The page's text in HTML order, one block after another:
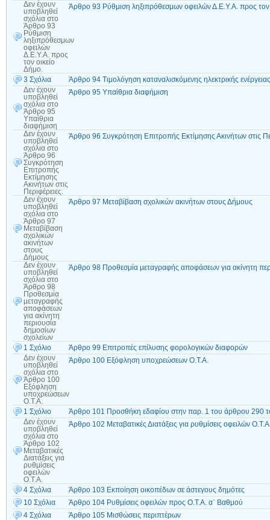
Δεν έχουν
υποβληθεί
σχόλια στο
Άρθρο 93
Ρύθμιση
ληξιπρόθεσμων
οφειλών
Δ.Ε.Υ.Α. προς
τον οικείο
Δήμο.
Άρθρο 93 Ρύθμιση ληξιπρόθεσμων οφειλών Δ.Ε.Υ.Α. προς τον
3 Σχόλια
Άρθρο 94 Τιμολόγηση καταναλισκόμενης ηλεκτρικής
Δεν έχουν
υποβληθεί
σχόλια στο
Άρθρο 95
Υπαίθρια
διαφήμιση
Άρθρο 95 Υπαίθρια διαφήμιση
Δεν έχουν
υποβληθεί
σχόλια στο
Άρθρο 96
Συγκρότηση
Επιτροπής
Εκτίμησης
Ακινήτων στις
Περιφέρειες.
Άρθρο 96 Συγκρότηση Επιτροπής Εκτίμησης Ακινήτων στις
Δεν έχουν
υποβληθεί
σχόλια στο
Άρθρο 97
Μεταβίβαση
σχολικών
ακινήτων
στους
Δήμους
Άρθρο 97 Μεταβίβαση σχολικών ακινήτων στους Δήμους
Δεν έχουν
υποβληθεί
σχόλια στο
Άρθρο 98
Προθεσμία
μεταγραφής
αποφάσεων
για ακίνητη
περιουσία
δημοσίων
σχολείων
Άρθρο 98 Προθεσμία μεταγραφής αποφάσεων για ακίνητη
1 Σχόλιο
Άρθρο 99 Επιτροπές επίλυσης φορολογικών διαφορών
Δεν έχουν
υποβληθεί
σχόλια στο
Άρθρο 100
Εξόφληση
υποχρεώσεων
Ο.Τ.Α.
Άρθρο 100 Εξόφληση υποχρεώσεων Ο.Τ.Α.
1 Σχόλιο
Άρθρο 101 Προσθήκη εδαφίου στην παρ. 1 του άρθρου 290
Δεν έχουν
υποβληθεί
σχόλια στο
Άρθρο 102
Μεταβατικές
Διατάξεις για
ρυθμίσεις
οφειλών
Ο.Τ.Α.
Άρθρο 102 Μεταβατικές Διατάξεις για ρυθμίσεις οφειλών
4 Σχόλια
Άρθρο 103 Εκποίηση οικοπέδων σε άστεγους δημότες
10 Σχόλια
Άρθρο 104 Ρυθμίσεις οφειλών προς Ο.Τ.Α. α΄ Βαθμού
4 Σχόλια
Άρθρο 105 Μισθώσεις περιπτέρων